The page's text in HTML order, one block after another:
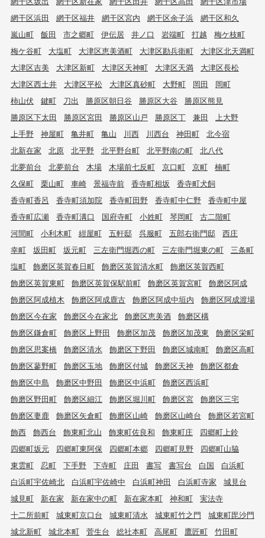
網干区浜田
網干区福井 網干区宮内 網干区余子浜
網干区和久
嵐山町
飯田 市之郷町 伊伝居 井ノ口 岩端町 打越
梅ケ枝町
梅ケ谷町
大塩町 大津区恵美酒町 大津区勘兵衛町
大津区北天満町
大津区吉美
大津区新町 大津区天神町 大津区天満
大津区長松
大津区西土井
大津区平松 大津区真砂町 大野町 岡田
岡町
柿山伏
鍵町 刀出 勝原区朝日谷 勝原区大谷
勝原区熊見
勝原区下太田
勝原区宮田 勝原区山戸 勝原区丁 兼田
上大野
上手野
神屋町 亀井町 亀山 川西 川西台 神田町
北今宿
北新在家
北原 北平野 北平野台町 北平野南の町
北八代
北夢前台
北夢前台 木場 木場前七反町 京口町 京町
楠町
久保町
栗山町 車崎 景福寺前 香寺町相坂
香寺町犬飼
香寺町香呂
香寺町須加院 香寺町田野 香寺町中仁野
香寺町中屋
香寺町広瀬
香寺町溝口 国府寺町 小姓町 琴岡町
古二階町
河間町
小利木町 紺屋町 五軒邸 呉服町 五郎右衛門邸
西庄
幸町
坂田町 坂元町 三左衛門堀西の町 三左衛門堀東の町
三条町
塩町
飾磨区英賀春日町 飾磨区英賀清水町
飾磨区英賀西町
飾磨区英賀東町
飾磨区英賀保駅前町 飾磨区英賀宮町
飾磨区阿成
飾磨区阿成植木
飾磨区阿成鹿古 飾磨区阿成中垣内
飾磨区阿成渡場
飾磨区今在家
飾磨区今在家北 飾磨区恵美酒
飾磨区構
飾磨区鎌倉町
飾磨区上野田 飾磨区加茂 飾磨区加茂東
飾磨区栄町
飾磨区思案橋
飾磨区清水 飾磨区下野田 飾磨区城南町
飾磨区高町
飾磨区蓼野町
飾磨区玉地 飾磨区付城 飾磨区天神
飾磨区都倉
飾磨区中島
飾磨区中野田 飾磨区中浜町
飾磨区西浜町
飾磨区野田町
飾磨区細江 飾磨区堀川町 飾磨区宮
飾磨区三宅
飾磨区妻鹿
飾磨区矢倉町 飾磨区山崎 飾磨区山崎台
飾磨区若宮町
飾西
飾西台 飾東町北山 飾東町佐良和 飾東町庄
四郷町上鈴
四郷町坂元
四郷町東阿保 四郷町本郷 四郷町見野
四郷町山脇
東雲町
忍町 下手野 下寺町 庄田 書写 書写台 白国
白浜町
白浜町宇佐崎北
白浜町宇佐崎中 白浜町神田 白浜町寺家
城見台
城見町
新在家 新在家中の町 新在家本町 神和町
実法寺
十二所前町
城東町京口台 城東町清水 城東町竹之門
城東町毘沙門
城北新町
城北本町 菅生台 総社本町 高尾町 鷹匠町
竹田町